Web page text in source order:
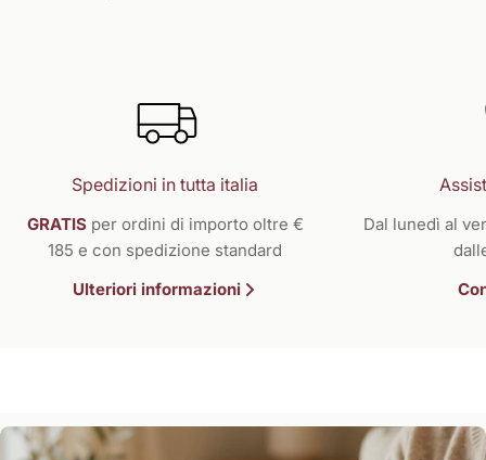
Spedizioni in tutta italia
GRATIS per ordini di importo oltre €
185 e con spedizione standard
Ulteriori informazioni
Dal lunedì al